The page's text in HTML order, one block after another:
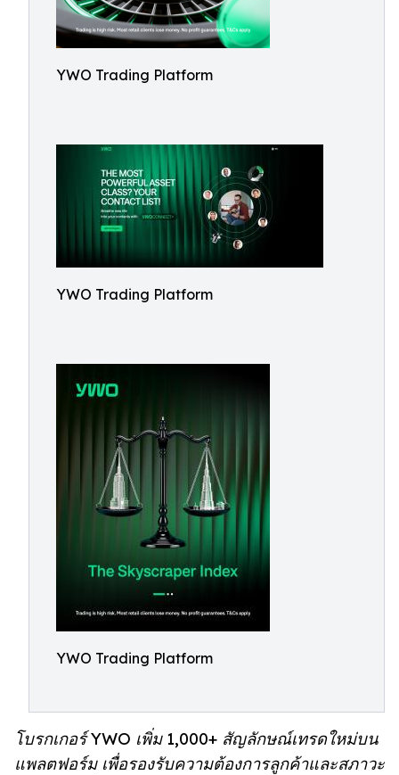
YWO Trading Platform
YWO Trading Platform
YWO Trading Platform
โบรกเกอร์ YWO เพิ่ม 1,000+ สัญลักษณ์เทรดใหม่บน
แพลตฟอร์ม เพื่อรองรับความต้องการลูกค้าและสภาวะ